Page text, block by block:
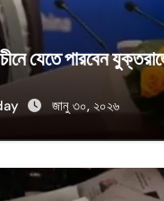
চীনে যেতে পারবেন
জানু ৩০, ২০২৬